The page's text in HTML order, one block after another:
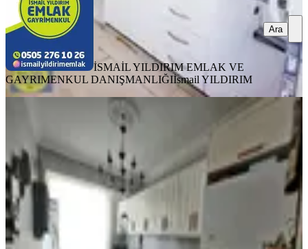
İSMAİL YILDIRIM EMLAK VE
GAYRIMENKUL DANIŞMANLIĞIİsmail YILDIRIM
Ara
Yeni Rota Emlaktan Merkezi
Konumda Satılık 3+1 Daire
Onikişubat, Akif İnan Mahallesi
3+1·150 m²· 1. Kat 05.08.2026